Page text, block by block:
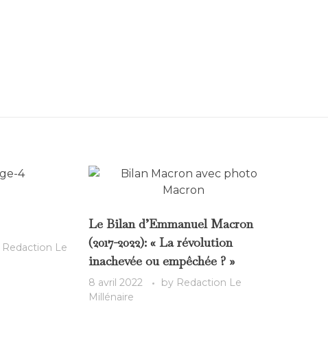
Redaction Le
Le Bilan d’Emmanuel Macron
(2017-2022): « La révolution
inachevée ou empêchée ? »
8 avril 2022 by Redaction Le
Millénaire